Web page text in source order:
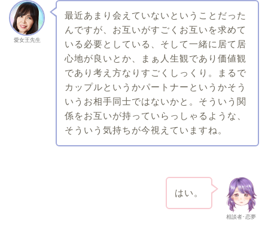
愛女王先生
最近あまり会えていないということだった
んですが、お互いがすごくお互いを求めて
いる必要としている、そして一緒に居て居
心地が良いとか、まぁ人生観であり価値観
であり考え方なりすごくしっくり。まるで
カップルというかパートナーというかそう
いうお相手同士ではないかと。そういう関
係をお互いが持っていらっしゃるような、
そういう気持ちが今視えていますね。
相談者･恋夢
はい。